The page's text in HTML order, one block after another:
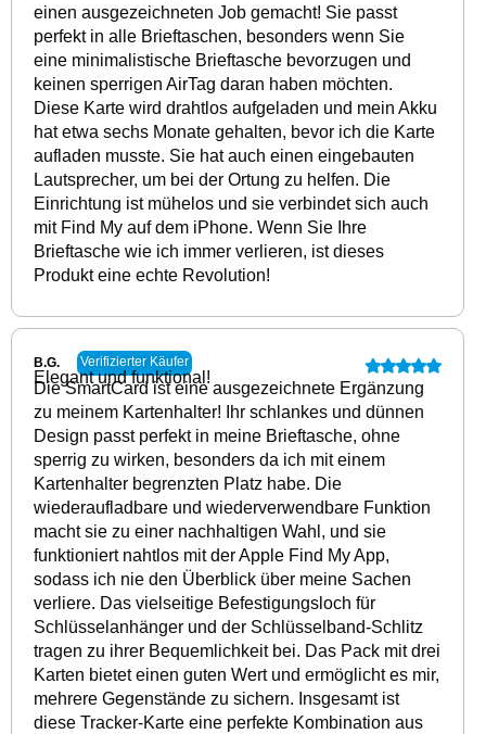
einen ausgezeichneten Job gemacht! Sie passt
perfekt in alle Brieftaschen, besonders wenn Sie
eine minimalistische Brieftasche bevorzugen und
keinen sperrigen AirTag daran haben möchten.
Diese Karte wird drahtlos aufgeladen und mein Akku
hat etwa sechs Monate gehalten, bevor ich die Karte
aufladen musste. Sie hat auch einen eingebauten
Lautsprecher, um bei der Ortung zu helfen. Die
Einrichtung ist mühelos und sie verbindet sich auch
mit Find My auf dem iPhone. Wenn Sie Ihre
Brieftasche wie ich immer verlieren, ist dieses
Produkt eine echte Revolution!
B.G. Verifizierter Käufer
Elegant und funktional!
Die SmartCard ist eine ausgezeichnete Ergänzung
zu meinem Kartenhalter! Ihr schlankes und dünnen
Design passt perfekt in meine Brieftasche, ohne
sperrig zu wirken, besonders da ich mit einem
Kartenhalter begrenzten Platz habe. Die
wiederaufladbare und wiederverwendbare Funktion
macht sie zu einer nachhaltigen Wahl, und sie
funktioniert nahtlos mit der Apple Find My App,
sodass ich nie den Überblick über meine Sachen
verliere. Das vielseitige Befestigungsloch für
Schlüsselanhänger und der Schlüsselband-Schlitz
tragen zu ihrer Bequemlichkeit bei. Das Pack mit drei
Karten bietet einen guten Wert und ermöglicht es mir,
mehrere Gegenstände zu sichern. Insgesamt ist
diese Tracker-Karte eine perfekte Kombination aus